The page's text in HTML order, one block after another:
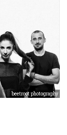
beetroot photography